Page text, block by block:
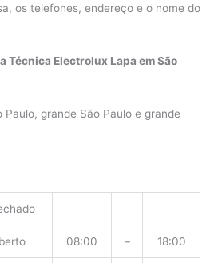
os telefones, endereço e o nome do
Técnica Electrolux Lapa em São
Paulo, grande São Paulo e grande
08:00 – 18:00